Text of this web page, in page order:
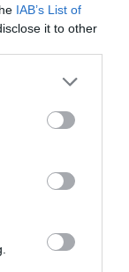
IAB’s List of
it to other